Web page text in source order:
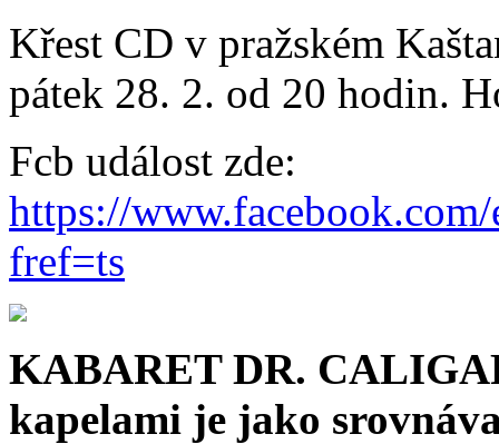
Křest CD v pražském
pátek 28. 2. od 20 hodin.
Fcb událost zde:
https://
fref=ts
KABARET DR.
kapelami je jako